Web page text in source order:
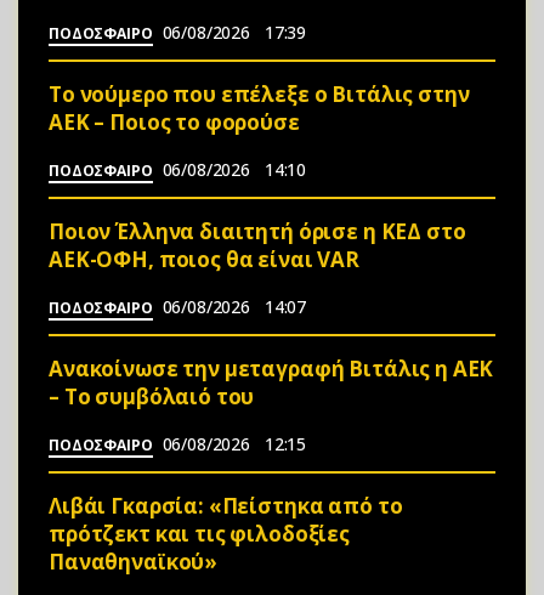
ΠΟΔΟΣΦΑΙΡΟ 06/08/2026 17:39
Το νούμερο που επέλεξε ο Βιτάλις στην
ΑΕΚ – Ποιος το φορούσε
ΠΟΔΟΣΦΑΙΡΟ 06/08/2026 14:10
Ποιον Έλληνα διαιτητή όρισε η ΚΕΔ στο
ΑΕΚ-ΟΦΗ, ποιος θα είναι VAR
ΠΟΔΟΣΦΑΙΡΟ 06/08/2026 14:07
Ανακοίνωσε την μεταγραφή Βιτάλις η ΑΕΚ
– Το συμβόλαιό του
ΠΟΔΟΣΦΑΙΡΟ 06/08/2026 12:15
Λιβάι Γκαρσία: «Πείστηκα από το
πρότζεκτ και τις φιλοδοξίες
Παναθηναϊκού»